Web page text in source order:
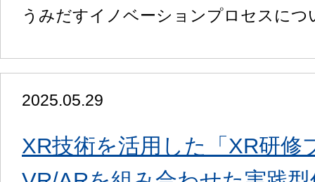
うみだすイノベーションプロセスに
2025.05.29
XR技術を活用した「XR研